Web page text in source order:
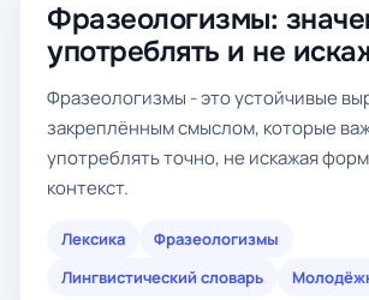
Фразеологизмы:
употреблять и не
Фразеологизмы - это устойчивые
закреплённым смыслом, которые
употреблять точно, не искажая
контекст.
Лексика
Фразеологизмы
Лингвистический словарь